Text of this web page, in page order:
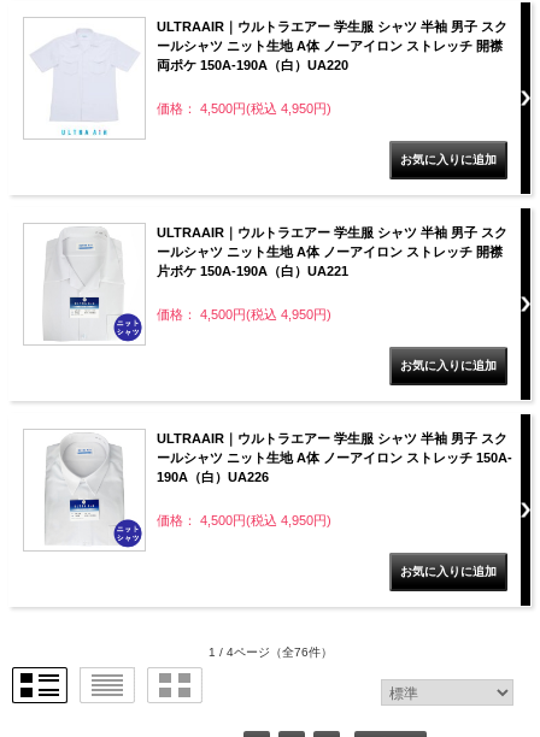
ULTRAAIR｜ウルトラエアー 学生服 シャツ 半袖 男子 スク
ールシャツ ニット生地 A体 ノーアイロン ストレッチ 開襟
両ポケ 150A-190A（白）UA220
価格： 4,500円(税込 4,950円)
ULTRAAIR｜ウルトラエアー 学生服 シャツ 半袖 男子 スク
ールシャツ ニット生地 A体 ノーアイロン ストレッチ 開襟
片ポケ 150A-190A（白）UA221
価格： 4,500円(税込 4,950円)
ULTRAAIR｜ウルトラエアー 学生服 シャツ 半袖 男子 スク
ールシャツ ニット生地 A体 ノーアイロン ストレッチ 150A-
190A（白）UA226
価格： 4,500円(税込 4,950円)
1 / 4ページ （全76件）